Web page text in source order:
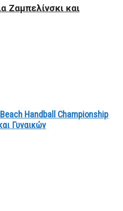
Ζαμπελίνσκι και
Handball Championship
Γυναικών